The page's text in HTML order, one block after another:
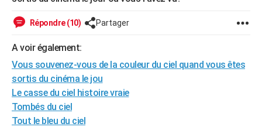
BRICOLAGE
Forum
Aménagement intérieur
Extérieur
Cuisine
Salle de bains
Jardinage
Rangement
WEEK-END
Guides de France
Escapades
Patrimoine
Expositions
Musées
Week-end nature
+LIFESTYLE
Art de vivre
Bien-être
Loisirs
Mode
Modes de vie
SANTE
Alimentation
Guide de la santé
Maladies
Médicaments
Sommeil
VOYAGE
Destinations
City break
Voyage nature
Voyage de noces
Forum
Climat
+PHOTO
Répondre (10) Partager
A voir également:
Vous souvenez-vous de la couleur du ciel quand vous êtes
sortis du cinéma le jou
Le casse du ciel histoire vraie
Tombés du ciel
Tout le bleu du ciel